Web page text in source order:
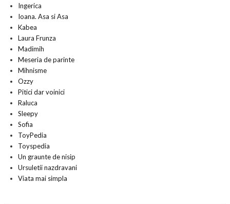
Ingerica
Ioana. Asa si Asa
Kabea
Laura Frunza
Madimih
Meseria de parinte
Mihnisme
Ozzy
Pitici dar voinici
Raluca
Sleepy
Sofia
ToyPedia
Toyspedia
Un graunte de nisip
Ursuletii nazdravani
Viata mai simpla